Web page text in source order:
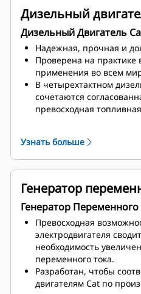
Дизельный
Дизельный Двигатель
Надежная, прочная и
Проверена на практике
применения во всем
В четырехтактном
сочетаются
превосходная
Узнать больше
Генератор
Генератор Переменного
Превосходная
электродвигателя
необходимость
переменного тока.
Разработан, чтобы
двигателям Cat по